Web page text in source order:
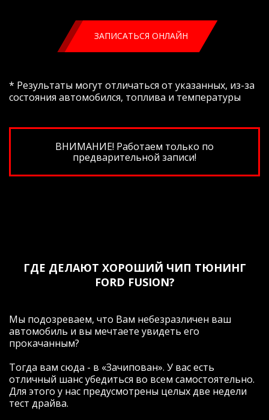
ЗАПИСАТЬСЯ ОНЛАЙН
* Результаты могут отличаться от указанных, из-за
состояния автомобился, топлива и температуры
ВНИМАНИЕ! Работаем только по
предварительной записи!
ГДЕ ДЕЛАЮТ ХОРОШИЙ ЧИП ТЮНИНГ
FORD FUSION?
Мы подозреваем, что Вам небезразличен ваш
автомобиль и вы мечтаете увидеть его
прокачанным?
Тогда вам сюда - в «Зачипован». У вас есть
отличный шанс убедиться во всем самостоятельно.
Для этого у нас предусмотрены целых две недели
тест драйва.